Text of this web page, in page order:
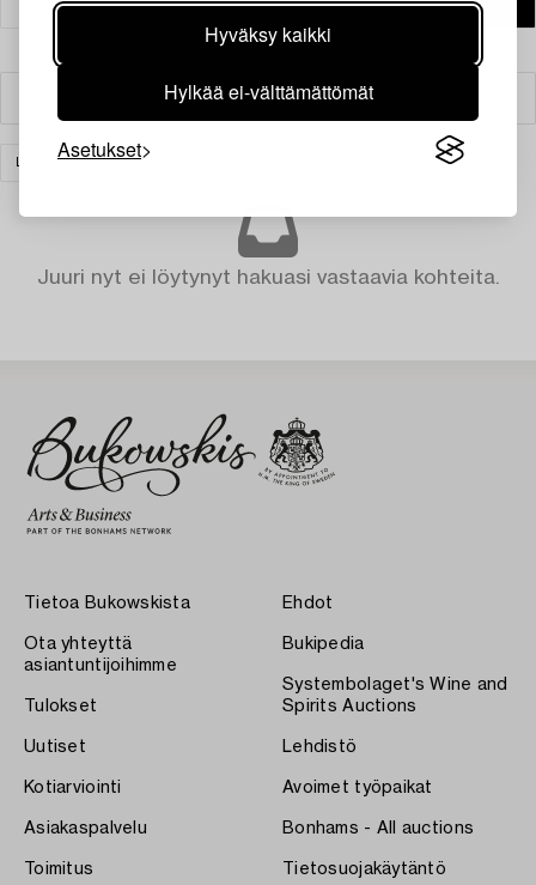
Hyväksy kaikki
Hylkää ei-välttämättömät
Asetukset
Suodatin
LASIT & LASIASTIAT
Juuri nyt ei löytynyt hakuasi vastaavia kohteita.
Tietoa Bukowskista
Ota yhteyttä
asiantuntijoihimme
Tulokset
Uutiset
Kotiarviointi
Asiakaspalvelu
Toimitus
Ehdot
Bukipedia
Systembolaget's Wine and
Spirits Auctions
Lehdistö
Avoimet työpaikat
Bonhams - All auctions
Tietosuojakäytäntö